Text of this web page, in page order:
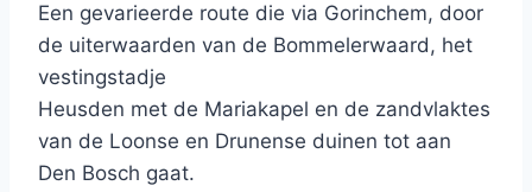
Een gevarieerde route die via Gorinchem, door
de uiterwaarden van de Bommelerwaard, het
vestingstadje
Heusden met de Mariakapel en de zandvlaktes
van de Loonse en Drunense duinen tot aan
Den Bosch gaat.